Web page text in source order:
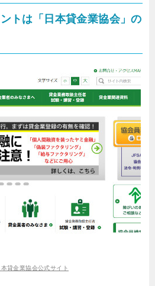
トは「日本貸金業協会」の
貸金業協会公式サイト